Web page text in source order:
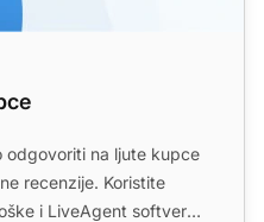
odgovoriti na ljute kupce
recenzije. Koristite
i LiveAgent softver